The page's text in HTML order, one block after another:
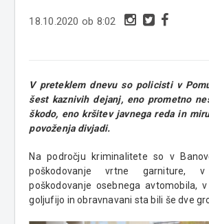
18.10.2020 ob 8:02
V preteklem dnevu so policisti v
šest kaznivih dejanj, eno prometno
škodo, eno kršitev javnega reda in
povoženja divjadi.
Na področju kriminalitete so v
poškodovanje vrtne garniture,
poškodovanje osebnega avtomobila, v
goljufijo in obravnavani sta bili še dve